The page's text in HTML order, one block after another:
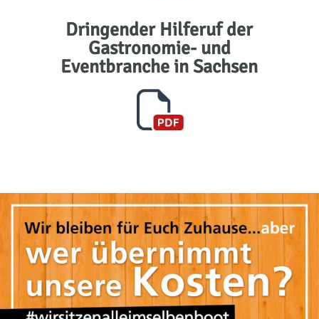
Dringender Hilferuf der
Gastronomie- und
Eventbranche in Sachsen